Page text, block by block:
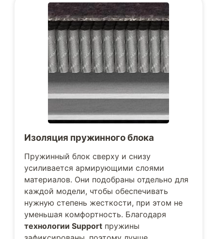
Изоляция пружинного блока
Пружинный блок сверху и снизу
усиливается армирующими слоями
материалов. Они подобраны отдельно для
каждой модели, чтобы обеспечивать
нужную степень жесткости, при этом не
уменьшая комфортность. Благодаря
технологии Support пружины